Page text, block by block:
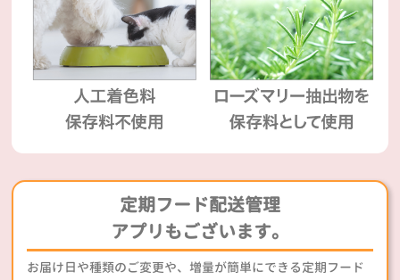
定期フード配送管理
アプリもございます。
お届け日や種類のご変更や、増量が簡単にできる定期フード